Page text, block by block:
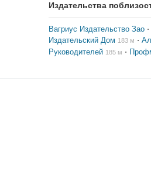
Издательства
Вагриус Издательство Зао ⋅
Издательский Дом 183 м ⋅
Руководителей 185 м ⋅